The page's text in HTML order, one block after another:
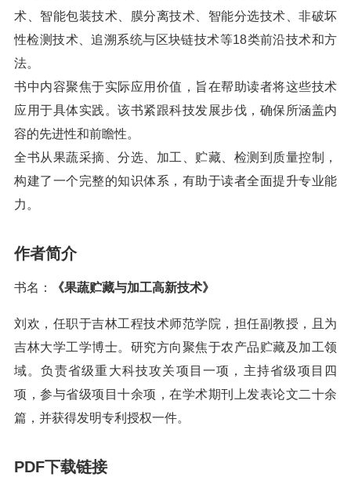
术、智能包装技术、膜分离技术、智能分选技术、非破坏
性检测技术、追溯系统与区块链技术等18类前沿技术和方
法。
书中内容聚焦于实际应用价值，旨在帮助读者将这些技术
应用于具体实践。该书紧跟科技发展步伐，确保所涵盖内
容的先进性和前瞻性。
全书从果蔬采摘、分选、加工、贮藏、检测到质量控制，
构建了一个完整的知识体系，有助于读者全面提升专业能
力。
作者简介
书名： 《果蔬贮藏与加工高新技术》
刘欢，任职于吉林工程技术师范学院，担任副教授，且为
吉林大学工学博士。研究方向聚焦于农产品贮藏及加工领
域。负责省级重大科技攻关项目一项，主持省级项目四
项，参与省级项目十余项，在学术期刊上发表论文二十余
篇，并获得发明专利授权一件。
PDF下载链接